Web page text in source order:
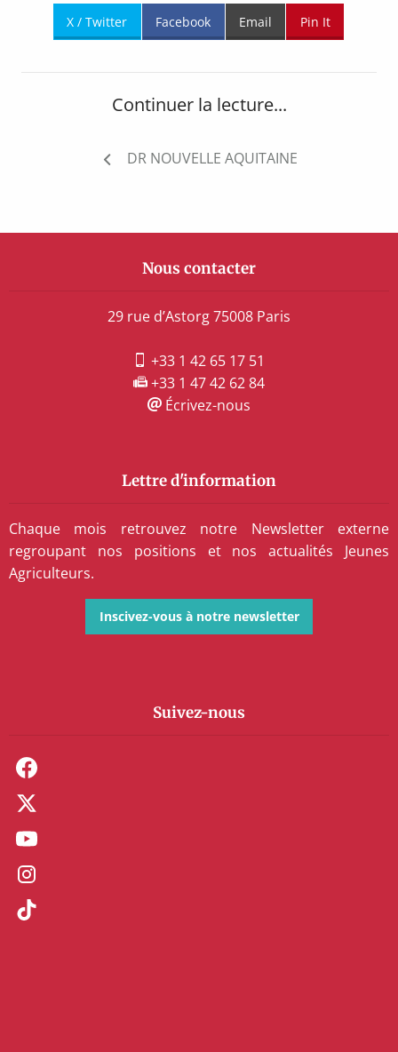
X / Twitter Facebook Email Pin It
Continuer la lecture...
NavigationDR NOUVELLE AQUITAINE
Nous contacter
29 rue d’Astorg 75008 Paris
+33 1 42 65 17 51
+33 1 47 42 62 84
Écrivez-nous
Lettre d'information
Chaque mois retrouvez notre Newsletter externe
regroupant nos positions et nos actualités Jeunes
Agriculteurs.
Inscivez-vous à notre newsletter
Suivez-nous